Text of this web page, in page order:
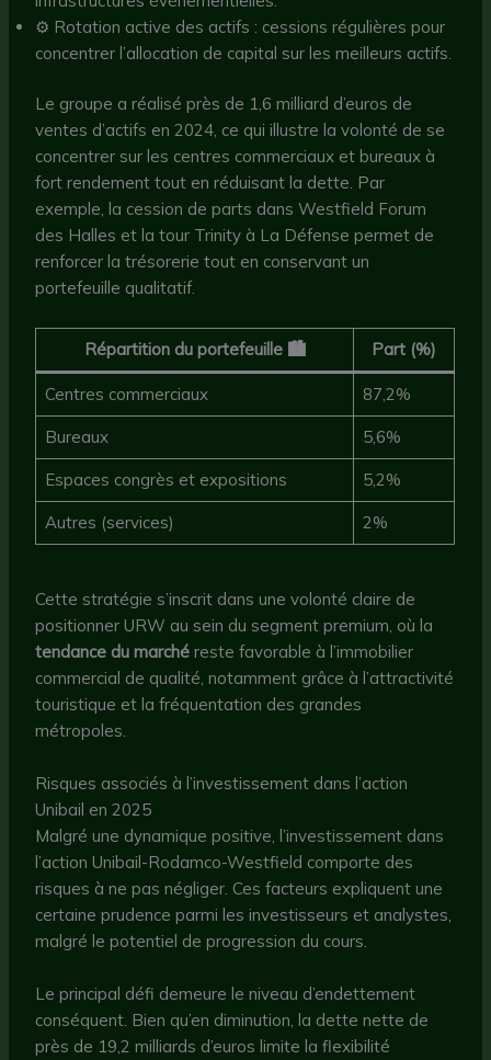
⚙️ Rotation active des actifs : cessions régulières pour
concentrer l’allocation de capital sur les meilleurs actifs.
Le groupe a réalisé près de 1,6 milliard d’euros de
ventes d’actifs en 2024, ce qui illustre la volonté de se
concentrer sur les centres commerciaux et bureaux à
fort rendement tout en réduisant la dette. Par
exemple, la cession de parts dans Westfield Forum
des Halles et la tour Trinity à La Défense permet de
renforcer la trésorerie tout en conservant un
portefeuille qualitatif.
Répartition du portefeuille 🏙️ Part (%)
Centres commerciaux 87,2%
Bureaux 5,6%
Espaces congrès et expositions 5,2%
Autres (services) 2%
Cette stratégie s’inscrit dans une volonté claire de
positionner URW au sein du segment premium, où la
tendance du marché reste favorable à l’immobilier
commercial de qualité, notamment grâce à l’attractivité
touristique et la fréquentation des grandes
métropoles.
Risques associés à l’investissement dans l’action
Unibail en 2025
Malgré une dynamique positive, l’investissement dans
l’action Unibail-Rodamco-Westfield comporte des
risques à ne pas négliger. Ces facteurs expliquent une
certaine prudence parmi les investisseurs et analystes,
malgré le potentiel de progression du cours.
Le principal défi demeure le niveau d’endettement
conséquent. Bien qu’en diminution, la dette nette de
près de 19,2 milliards d’euros limite la flexibilité